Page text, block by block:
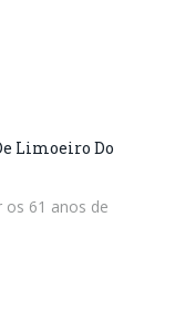
Limoeiro Do
61 anos de